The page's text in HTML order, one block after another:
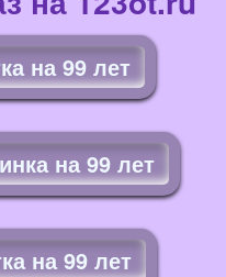
на 99 лет
на 99 лет
на 99 лет